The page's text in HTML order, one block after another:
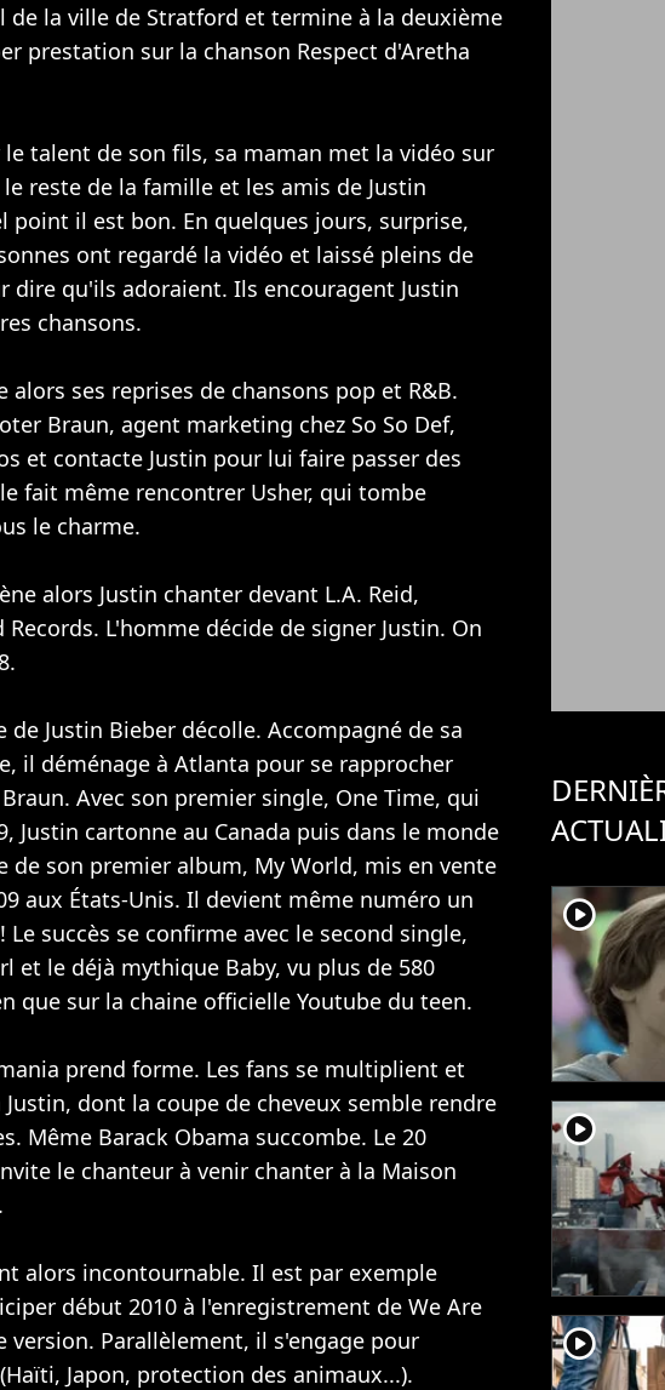
de la ville de Stratford et termine à la deuxième
prestation sur la chanson Respect d'Aretha
talent de son fils, sa maman met la vidéo sur
reste de la famille et les amis de Justin
point il est bon. En quelques jours, surprise,
ont regardé la vidéo et laissé pleins de
dire qu'ils adoraient. Ils encouragent Justin
chansons.
alors ses reprises de chansons pop et R&B.
Braun, agent marketing chez So So Def,
et contacte Justin pour lui faire passer des
fait même rencontrer Usher, qui tombe
le charme.
alors Justin chanter devant L.A. Reid,
L'homme décide de signer Justin. On
de Justin Bieber décolle. Accompagné de sa
il déménage à Atlanta pour se rapprocher
Avec son premier single, One Time, qui
Justin cartonne au Canada puis dans le monde
de son premier album, My World, mis en vente
aux États-Unis. Il devient même numéro un
Le succès se confirme avec le second single,
et le déjà mythique Baby, vu plus de 580
que sur la chaine officielle Youtube du teen.
prend forme. Les fans se multiplient et
dont la coupe de cheveux semble rendre
Même Barack Obama succombe. Le 20
le chanteur à venir chanter à la Maison
alors incontournable. Il est par exemple
début 2010 à l'enregistrement de We Are
version. Parallèlement, il s'engage pour
Japon, protection des animaux...).
player2
player2
player2